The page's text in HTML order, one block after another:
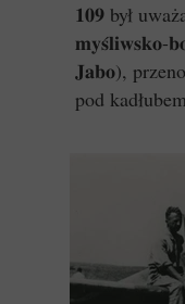
𝟏𝟎𝟗 był
𝐦𝐲𝐬́𝐥𝐢𝐰𝐬𝐤𝐨-
𝐉𝐚𝐛𝐨),
pod